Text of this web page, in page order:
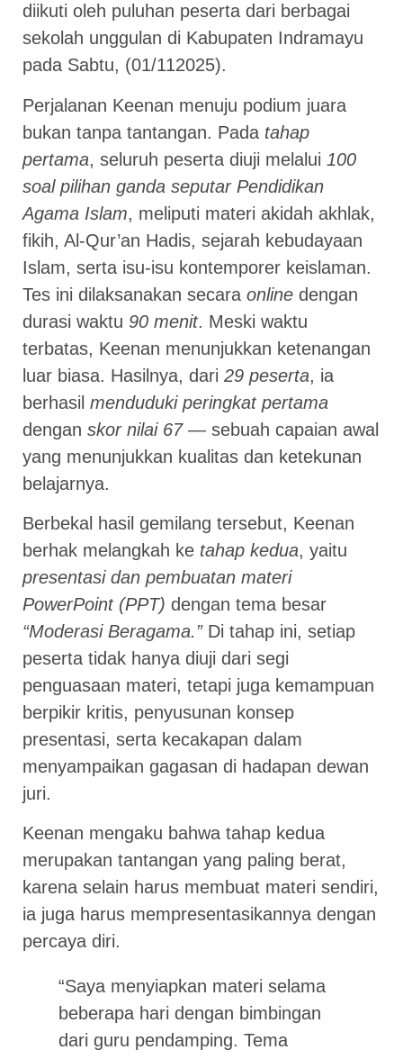
diikuti oleh puluhan peserta dari berbagai
sekolah unggulan di Kabupaten Indramayu
pada Sabtu, (01/112025).
Perjalanan Keenan menuju podium juara
bukan tanpa tantangan. Pada tahap
pertama, seluruh peserta diuji melalui 100
soal pilihan ganda seputar Pendidikan
Agama Islam, meliputi materi akidah akhlak,
fikih, Al-Qur’an Hadis, sejarah kebudayaan
Islam, serta isu-isu kontemporer keislaman.
Tes ini dilaksanakan secara online dengan
durasi waktu 90 menit. Meski waktu
terbatas, Keenan menunjukkan ketenangan
luar biasa. Hasilnya, dari 29 peserta, ia
berhasil menduduki peringkat pertama
dengan skor nilai 67— sebuah capaian awal
yang menunjukkan kualitas dan ketekunan
belajarnya.
Berbekal hasil gemilang tersebut, Keenan
berhak melangkah ke tahap kedua, yaitu
presentasi dan pembuatan materi
PowerPoint (PPT) dengan tema besar
“Moderasi Beragama.”Di tahap ini, setiap
peserta tidak hanya diuji dari segi
penguasaan materi, tetapi juga kemampuan
berpikir kritis, penyusunan konsep
presentasi, serta kecakapan dalam
menyampaikan gagasan di hadapan dewan
juri.
Keenan mengaku bahwa tahap kedua
merupakan tantangan yang paling berat,
karena selain harus membuat materi sendiri,
ia juga harus mempresentasikannya dengan
percaya diri.
“Saya menyiapkan materi selama
beberapa hari dengan bimbingan
dari guru pendamping. Tema